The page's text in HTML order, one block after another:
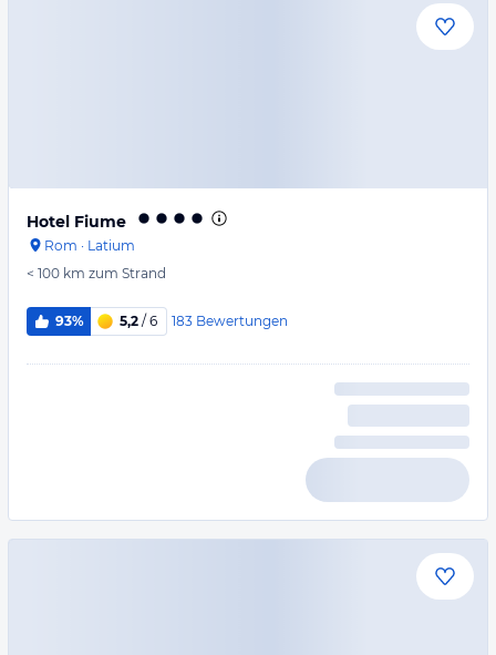
Hotel Fiume
Rom · Latium
< 100 km zum Strand
93% 5,2 / 6 183 Bewertungen